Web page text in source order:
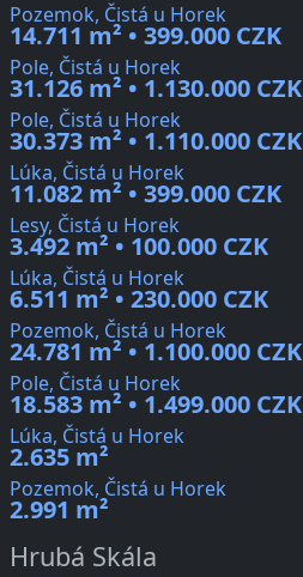
Pozemok, Čistá u Horek
14.711 m² • 399.000 CZK
Pole, Čistá u Horek
31.126 m² • 1.130.000 CZK
Pole, Čistá u Horek
30.373 m² • 1.110.000 CZK
Lúka, Čistá u Horek
11.082 m² • 399.000 CZK
Lesy, Čistá u Horek
3.492 m² • 100.000 CZK
Lúka, Čistá u Horek
6.511 m² • 230.000 CZK
Pozemok, Čistá u Horek
24.781 m² • 1.100.000 CZK
Pole, Čistá u Horek
18.583 m² • 1.499.000 CZK
Lúka, Čistá u Horek
2.635 m²
Pozemok, Čistá u Horek
2.991 m²
Hrubá Skála